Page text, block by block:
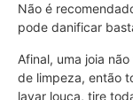
Não é
pode danificar
Afinal, uma joia
de limpeza, então
lavar louça, tire